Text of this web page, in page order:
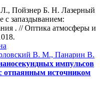
Пойзнер Б. Н. Лазерный
с запаздыванием:
. // Оптика атмосферы и
В. М., Панарин В.
импульсов
отпаянным источником